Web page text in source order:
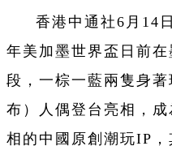
香港中通社6月14
年美加墨世界盃日前
段，一棕一藍兩隻身
布）人偶登台亮相，
相的中國原創潮玩IP